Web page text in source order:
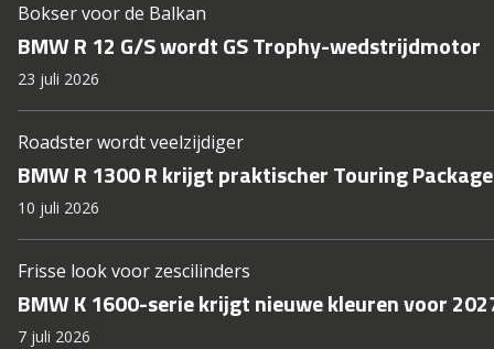
Bokser voor de Balkan
BMW R 12 G/S wordt GS Trophy-wedstrijdmotor
23 juli 2026
Roadster wordt veelzijdiger
BMW R 1300 R krijgt praktischer Touring Package
10 juli 2026
Frisse look voor zescilinders
BMW K 1600-serie krijgt nieuwe kleuren voor
7 juli 2026